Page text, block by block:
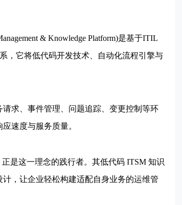
& Knowledge Platform)是基于ITIL
，它将低代码开发技术、自动化流程引擎与
求、事件管理、问题追踪、变更控制等环
速度与服务质量。
这一理念的践行者。其低代码 ITSM 知识
，让企业轻松构建适配自身业务的运维管